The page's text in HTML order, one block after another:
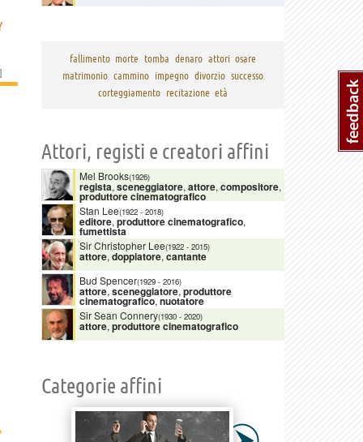
]
fallimento morte tomba denaro attori osare
matrimonio cammino impegno divorzio successo
corteggiamento recitazione età
Attori, registi e creatori affini
Mel Brooks(1926)
regista, sceneggiatore, attore, compositore,
produttore cinematografico
Stan Lee(1922 - 2018)
editore, produttore cinematografico,
fumettista
Sir Christopher Lee(1922 - 2015)
attore, doppiatore, cantante
Bud Spencer(1929 - 2016)
attore, sceneggiatore,produttore
cinematografico, nuotatore
Sir Sean Connery(1930 - 2020)
attore, produttore cinematografico
Categorie affini